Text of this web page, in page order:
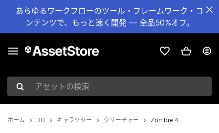
あらゆるワークフローのツール・フレームワーク・コ
ンテンツで、もっと速く開発 — 全品50%オフ。
アセットの検索
ホーム 3D キャラクター クリーチャー Zombie 4